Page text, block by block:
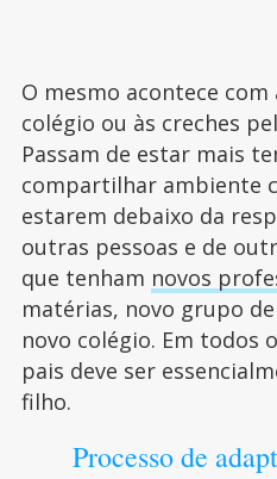
O mesmo acontece com
colégio ou às creches
Passam de estar mais
compartilhar ambiente
estarem debaixo da
outras pessoas e de
que tenham novos
matérias, novo grupo
novo colégio. Em todos
pais deve ser
filho.
Processo de